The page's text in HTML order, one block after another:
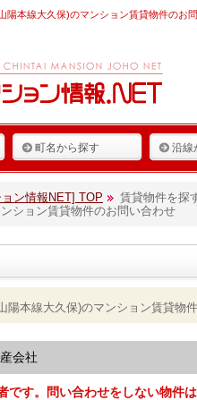
陽本線大久保)のマンション賃貸物件のお
町名から探す 沿線
ン情報NET] TOP 賃貸物件を探
ション賃貸物件のお問い合わせ
陽本線大久保)のマンション賃貸物
会社
です。問い合わせをしない物件